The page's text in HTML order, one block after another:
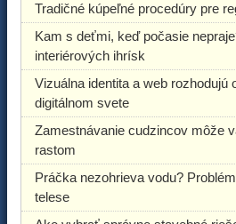
Tradičné kúpeľné procedúry pre
Kam s deťmi, keď počasie
interiérových ihrísk
Vizuálna identita a web rozhodujú
digitálnom svete
Zamestnávanie cudzincov môže
rastom
Práčka nezohrieva vodu?
telese